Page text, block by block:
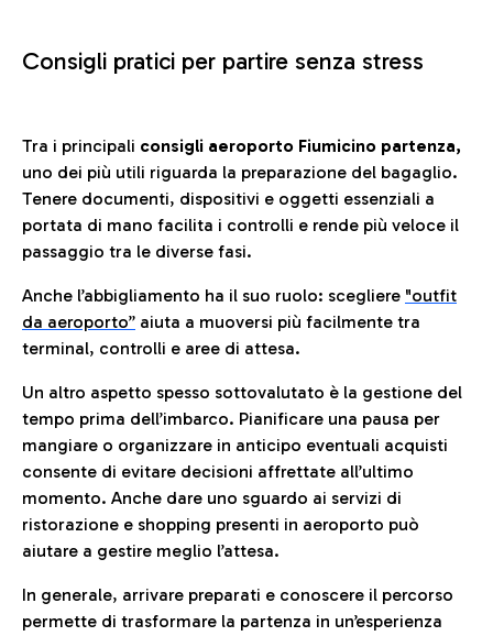
Consigli pratici per partire senza stress
Tra i principali consigli aeroporto Fiumicino partenza,
uno dei più utili riguarda la preparazione del bagaglio.
Tenere documenti, dispositivi e oggetti essenziali a
portata di mano facilita i controlli e rende più veloce il
passaggio tra le diverse fasi.
Anche l’abbigliamento ha il suo ruolo: scegliere "outfit
da aeroporto” aiuta a muoversi più facilmente tra
terminal, controlli e aree di attesa.
Un altro aspetto spesso sottovalutato è la gestione del
tempo prima dell’imbarco. Pianificare una pausa per
mangiare o organizzare in anticipo eventuali acquisti
consente di evitare decisioni affrettate all’ultimo
momento. Anche dare uno sguardo ai servizi di
ristorazione e shopping presenti in aeroporto può
aiutare a gestire meglio l’attesa.
In generale, arrivare preparati e conoscere il percorso
permette di trasformare la partenza in un’esperienza